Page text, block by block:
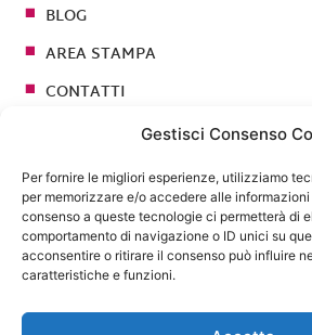
Gestisci Consenso
Per fornire le migliori esperienze, utilizziamo
per memorizzare e/o accedere alle
consenso a queste tecnologie ci permetterà di
comportamento di navigazione o ID unici su
acconsentire o ritirare il consenso può influire
caratteristiche e funzioni.
BLOG
AREA STAMPA
CONTATTI